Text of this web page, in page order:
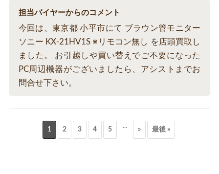
担当バイヤーからのコメント
今回は、東京都 小平市にて ブラウン管モニター
ソニー KX-21HV1S ※リモコン無し を店頭買取し
ました。 お引越しや買い替えでご不要になった
PC周辺機器がございましたら、アシストまでお
問合せ下さい。
1 2 3 4 5 ... » 最後 »